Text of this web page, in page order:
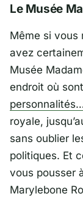
Le Musée
Même si vous
avez
Musée
endroit où sont
royale,
sans oublier
politiques. Et
vous pousser
Marylebone